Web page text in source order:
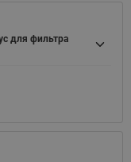
для фильтра